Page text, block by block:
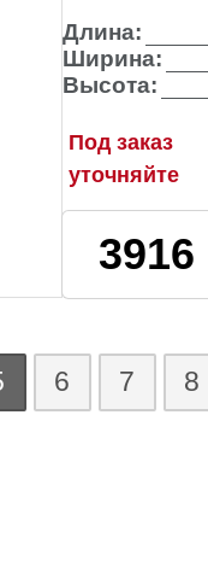
Длина:
Ширина:
Высота:
Под заказ
уточняйте
3916
6 7 8